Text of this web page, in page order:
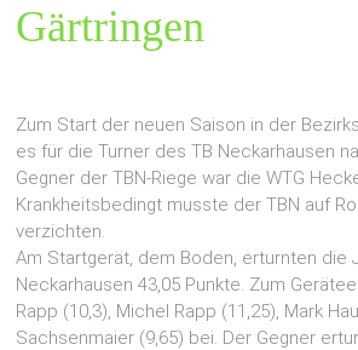
Gärtringen
Zum Start der neuen Saison in der
es für die Turner des TB Neckarhausen
Gegner der TBN-Riege war die WTG
Krankheitsbedingt musste der TBN auf
verzichten.
Am Startgerät, dem Boden, erturnten die
Neckarhausen 43,05 Punkte. Zum
Rapp (10,3), Michel Rapp (11,25), Mark
Sachsenmaier (9,65) bei. Der Gegner